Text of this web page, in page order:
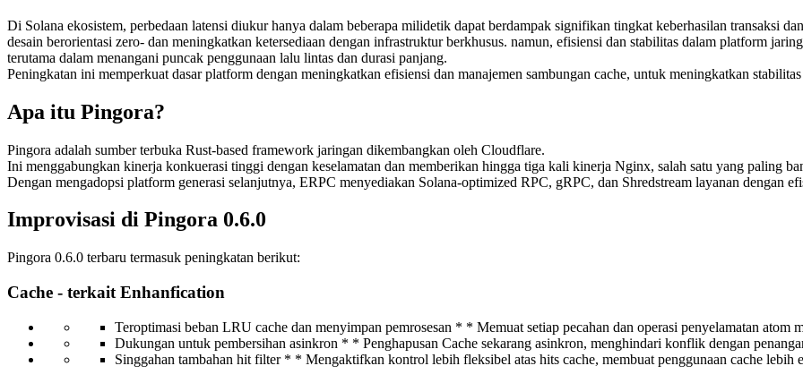
Di Solana ekosistem, perbedaan latensi diukur hanya dalam beberapa milidetik dapat berdampak signifikan tingkat keberhasilan transaksi
desain berorientasi zero- dan meningkatkan ketersediaan dengan infrastruktur berkhusus. namun, efisiensi dan stabilitas dalam platform
terutama dalam menangani puncak penggunaan lalu lintas dan durasi panjang.
Peningkatan ini memperkuat dasar platform dengan meningkatkan efisiensi dan manajemen sambungan cache, untuk meningkatkan
Apa itu Pingora?
Pingora adalah sumber terbuka Rust-based framework jaringan dikembangkan oleh Cloudflare.
Ini menggabungkan kinerja konkuerasi tinggi dengan keselamatan dan memberikan hingga tiga kali kinerja Nginx, salah satu yang paling
Dengan mengadopsi platform generasi selanjutnya, ERPC menyediakan Solana-optimized RPC, gRPC, dan Shredstream layanan dengan
Improvisasi di Pingora 0.6.0
Pingora 0.6.0 terbaru termasuk peningkatan berikut:
Cache - terkait Enhanfication
Teroptimasi beban LRU cache dan menyimpan pemrosesan * * Memuat setiap pecahan dan operasi penyelamatan atom
Dukungan untuk pembersihan asinkron * * Penghapusan Cache sekarang asinkron, menghindari konflik dengan
Singgahan tambahan hit filter * * Mengaktifkan kontrol lebih fleksibel atas hits cache, membuat penggunaan cache lebih